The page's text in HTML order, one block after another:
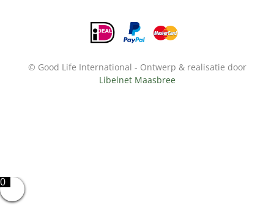
© Good Life International - Ontwerp & realisatie door
Libelnet Maasbree
0